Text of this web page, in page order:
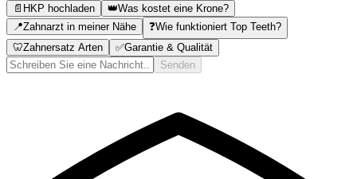
📄 HKP hochladen 👑Was kostet eine Krone?
📍Zahnarzt in meiner Nähe ❓Wie funktioniert Top Teeth?
🦷Zahnersatz Arten ✅Garantie & Qualität
Senden